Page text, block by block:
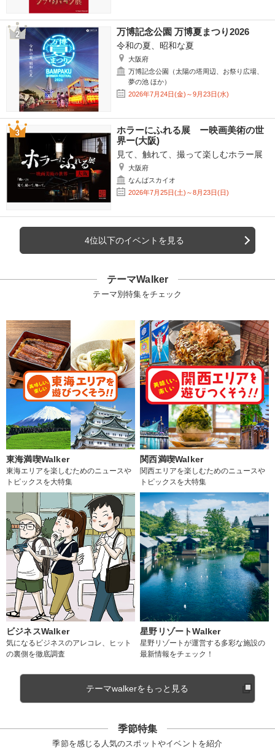
万博記念公園 万博夏まつり2026
令和の夏、昭和な夏
大阪府
万博記念公園（太陽の塔周辺、お祭り広場、
夢の池 ほか）
2026年7月24日(金)～9月23日(水)
ホラーにふれる展 ー映画美術の世
界ー(大阪)
見て、触れて、撮って楽しむホラー展
大阪府
なんばスカイオ
2026年7月25日(土)～8月23日(日)
4位以下のイベントを見る
テーマWalker
テーマ別特集をチェック
東海満喫Walker
東海エリアを楽しむためのニュースや
トピックスを大特集
関西満喫Walker
関西エリアを楽しむためのニュースや
トピックスを大特集
ビジネスWalker
気になるビジネスのアレコレ、ヒット
の裏側を徹底調査
星野リゾートWalker
星野リゾートが運営する多彩な施設の
最新情報をチェック！
テーマwalkerをもっと見る
季節特集
季節を感じる人気のスポットやイベントを紹介